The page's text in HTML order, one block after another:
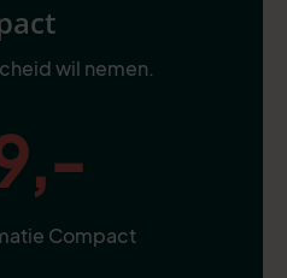
wil nemen.
Compact